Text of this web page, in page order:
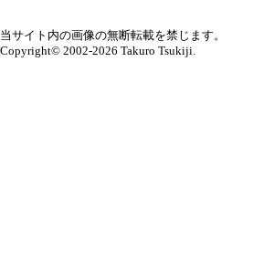
当サイト内の画像の無断転載を禁じます。
Copyright© 2002-2026 Takuro Tsukiji.